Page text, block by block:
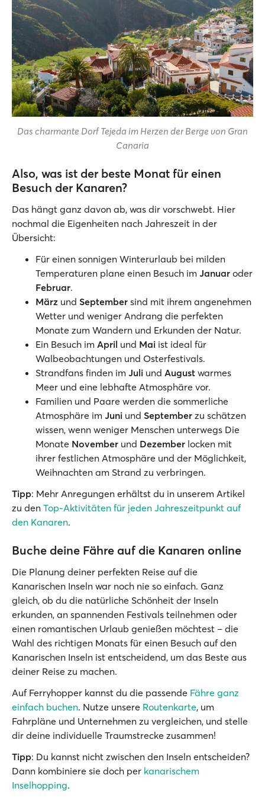
Das charmante Dorf Tejeda im Herzen der Berge von Gran
Canaria
Also, was ist der beste Monat für einen
Besuch der Kanaren?
Das hängt ganz davon ab, was dir vorschwebt. Hier
nochmal die Eigenheiten nach Jahreszeit in der
Übersicht:
Für einen sonnigen Winterurlaub bei milden
Temperaturen plane einen Besuch im Januar oder
Februar.
März und September sind mit ihrem angenehmen
Wetter und weniger Andrang die perfekten
Monate zum Wandern und Erkunden der Natur.
Ein Besuch im April und Mai ist ideal für
Walbeobachtungen und Osterfestivals.
Strandfans finden im Juli und August warmes
Meer und eine lebhafte Atmosphäre vor.
Familien und Paare werden die sommerliche
Atmosphäre im Juni und September zu schätzen
wissen, wenn weniger Menschen unterwegs Die
Monate November und Dezember locken mit
ihrer festlichen Atmosphäre und der Möglichkeit,
Weihnachten am Strand zu verbringen.
Tipp: Mehr Anregungen erhältst du in unserem Artikel
zu den Top-Aktivitäten für jeden Jahreszeitpunkt auf
den Kanaren.
Buche deine Fähre auf die Kanaren online
Die Planung deiner perfekten Reise auf die
Kanarischen Inseln war noch nie so einfach. Ganz
gleich, ob du die natürliche Schönheit der Inseln
erkunden, an spannenden Festivals teilnehmen oder
einen romantischen Urlaub genießen möchtest – die
Wahl des richtigen Monats für einen Besuch auf den
Kanarischen Inseln ist entscheidend, um das Beste aus
deiner Reise zu machen.
Auf Ferryhopper kannst du die passende Fähre ganz
einfach buchen. Nutze unsere Routenkarte, um
Fahrpläne und Unternehmen zu vergleichen, und stelle
dir deine individuelle Traumstrecke zusammen!
Tipp: Du kannst nicht zwischen den Inseln entscheiden?
Dann kombiniere sie doch per kanarischem
Inselhopping.